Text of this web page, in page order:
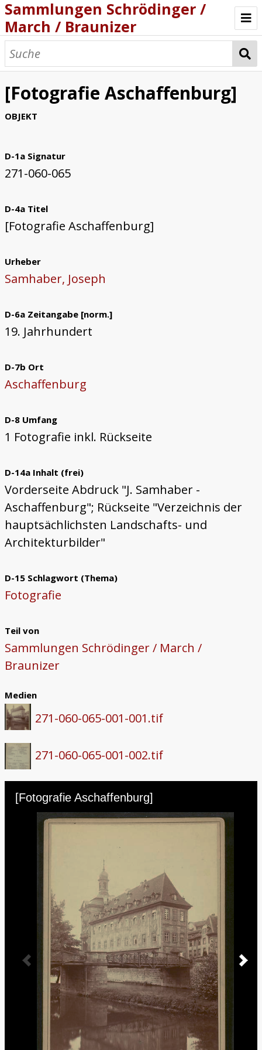
Sammlungen Schrödinger /
March / Braunizer
Willkommen
Katalog
Projekt
[Fotografie Aschaffenburg]
OBJEKT
D-1a Signatur
271-060-065
D-4a Titel
[Fotografie Aschaffenburg]
Urheber
Samhaber, Joseph
D-6a Zeitangabe [norm.]
19. Jahrhundert
D-7b Ort
Aschaffenburg
D-8 Umfang
1 Fotografie inkl. Rückseite
D-14a Inhalt (frei)
Vorderseite Abdruck "J. Samhaber -
Aschaffenburg"; Rückseite "Verzeichnis der
hauptsächlichsten Landschafts- und
Architekturbilder"
D-15 Schlagwort (Thema)
Fotografie
Teil von
Sammlungen Schrödinger / March /
Braunizer
Medien
271-060-065-001-001.tif
271-060-065-001-002.tif
Media Viewer
[Fotografie Aschaffenburg]